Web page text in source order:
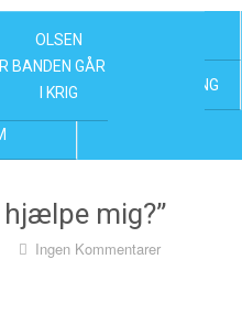
FILM
OLSEN
BANDEN GÅR
I KRIG
UNDERHOLDNING
mig?”
Ingen Kommentarer